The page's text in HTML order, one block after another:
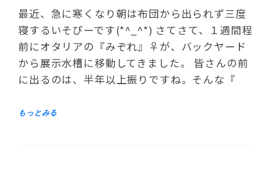
最近、急に寒くなり朝は布団から出られず三度
寝するいそぴーです(*^_^*) さてさて、１週間程
前にオタリアの『みぞれ』♀が、バックヤード
から展示水槽に移動してきました。 皆さんの前
に出るのは、半年以上振りですね。そんな『